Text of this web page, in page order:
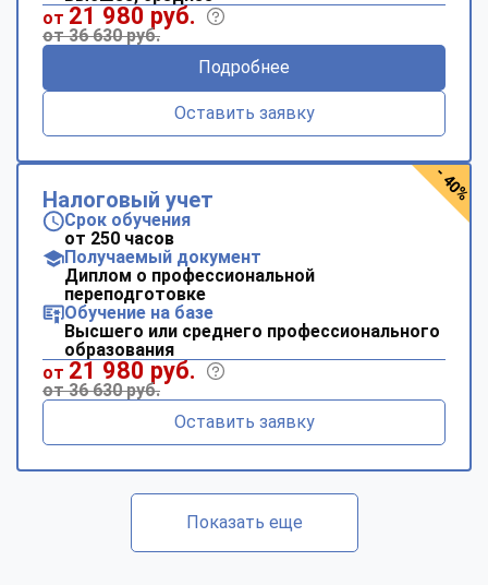
от 21 980 руб.
от 36 630 руб.
Подробнее
Оставить заявку
Налоговый учет
Срок обучения
от 250 часов
Получаемый документ
Диплом о профессиональной
переподготовке
Обучение на базе
Высшего или среднего профессионального
образования
от 21 980 руб.
от 36 630 руб.
Оставить заявку
- 40%
Показать еще